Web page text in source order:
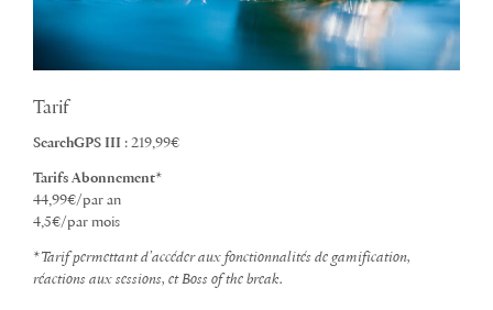
Tarif
SearchGPS III : 219,99€
Tarifs Abonnement*
44,99€/par an
4,5€/par mois
*Tarif permettant d’accéder aux fonctionnalités de gamification,
réactions aux sessions, et Boss of the break.